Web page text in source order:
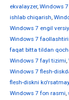
ekvalayzer, Windows
ishlab chiqarish,
Windows 7 engil
Windows 7
faqat bitta tildan
Windows 7 fayl tizimi,
Windows 7 flesh-
flesh-diskni
Windows 7 fon rasmi,